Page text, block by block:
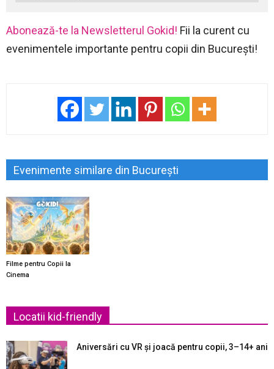
Abonează-te la Newsletterul Gokid! Fii la curent cu
evenimentele importante pentru copii din București!
Evenimente similare din București
Filme pentru Copii la
Cinema
Locatii kid-friendly
Aniversări cu VR și joacă pentru copii, 3–14+ ani